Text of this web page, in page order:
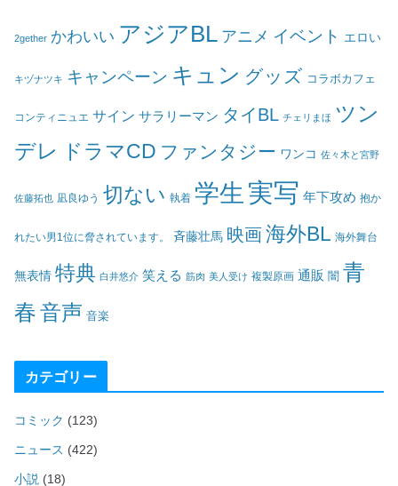
2gether かわいい アジアBL アニメ イベント エロい
キヅナツキ キャンペーン キュン グッズ コラボカフェ
コンティニュエ サイン サラリーマン タイBL チェリまほ ツン
デレ ドラマCD ファンタジー ワンコ 佐々木と宮野
佐藤拓也 凪良ゆう 切ない 執着 学生 実写 年下攻め 抱か
れたい男1位に脅されています。 斉藤壮馬 映画海外BL 海外舞台
無表情 特典 白井悠介 笑える 筋肉 美人受け 複製原画 通販 闇 青
春音声 音楽
カテゴリー
コミック (123)
ニュース (422)
小説 (18)